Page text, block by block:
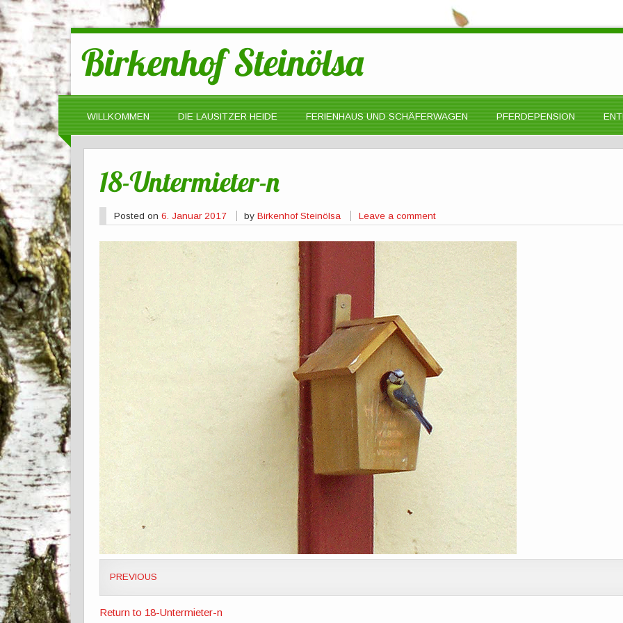
Birkenhof Steinölsa
WILLKOMMEN DIE LAUSITZER HEIDE FERIENHAUS UND SCHÄFERWAGEN PFERDEPENSION
18-Untermieter-n
Posted on 6. Januar 2017 byBirkenhof Steinölsa Leave a comment
PREVIOUS
Return to 18-Untermieter-n